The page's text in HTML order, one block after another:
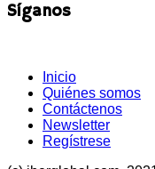
Síganos
Inicio
Quiénes somos
Contáctenos
Newsletter
Regístrese